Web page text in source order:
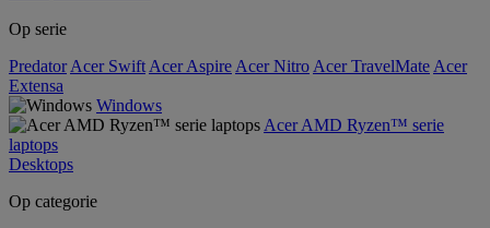
Op serie
Predator Acer Swift Acer Aspire Acer Nitro Acer TravelMate Acer
Extensa
Windows
Acer AMD Ryzen™ serie
laptops
Desktops
Op categorie